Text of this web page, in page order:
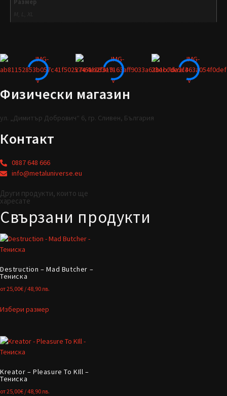
Размер
M, L, XL
Физически магазин
ул. „Димитър Добрович“ 6, гр. Сливен, България
Контакт
0887 648 666
info@metaluniverse.eu
Други продукти, които ще
харесате
Свързани продукти
Destruction – Mad Butcher –
Тениска
от25,00€ / 48,90 лв.
Избери размер
Kreator – Pleasure To KIll –
Тениска
от25,00€ / 48,90 лв.